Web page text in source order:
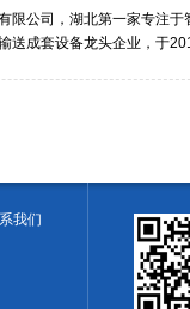
限公司，湖北第一家专注
送成套设备龙头企业，于
我们